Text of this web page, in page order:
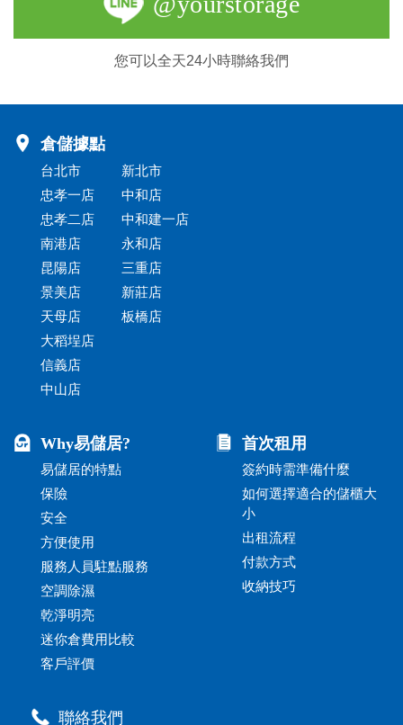
您可以全天24小時聯絡我們
倉儲據點
台北市
忠孝一店
忠孝二店
南港店
昆陽店
景美店
天母店
大稻埕店
信義店
中山店
新北市
中和店
中和建一店
永和店
三重店
新莊店
板橋店
Why易儲居?
易儲居的特點
保險
安全
方便使用
服務人員駐點服務
空調除濕
乾淨明亮
迷你倉費用比較
客戶評價
首次租用
簽約時需準備什麼
如何選擇適合的儲櫃大
小
出租流程
付款方式
收納技巧
聯絡我們